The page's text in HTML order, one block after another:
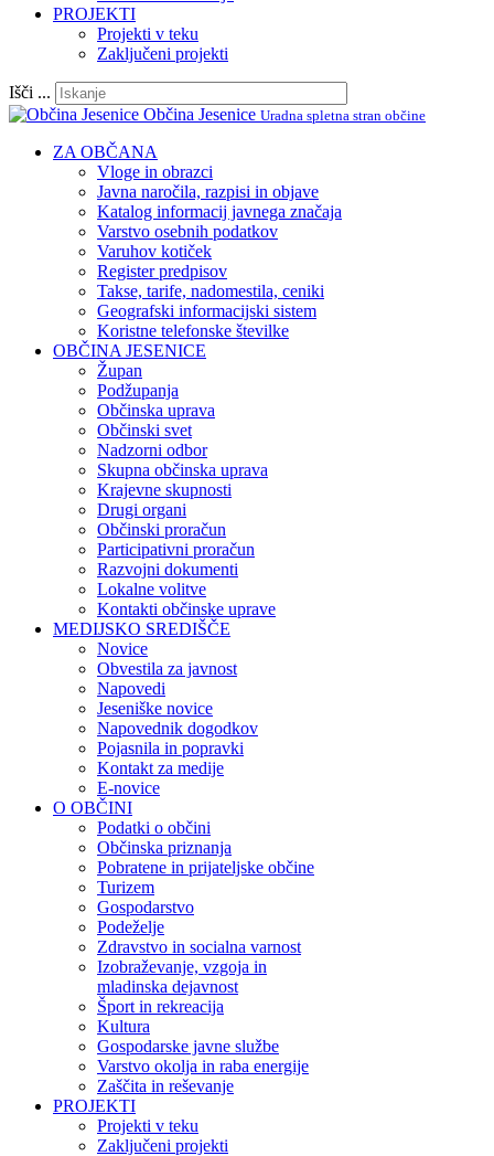
PROJEKTI
Projekti v teku
Zaključeni projekti
Išči ...
Občina Jesenice Uradna spletna stran občine
ZA OBČANA
Vloge in obrazci
Javna naročila, razpisi in objave
Katalog informacij javnega značaja
Varstvo osebnih podatkov
Varuhov kotiček
Register predpisov
Takse, tarife, nadomestila, ceniki
Geografski informacijski sistem
Koristne telefonske številke
OBČINA JESENICE
Župan
Podžupanja
Občinska uprava
Občinski svet
Nadzorni odbor
Skupna občinska uprava
Krajevne skupnosti
Drugi organi
Občinski proračun
Participativni proračun
Razvojni dokumenti
Lokalne volitve
Kontakti občinske uprave
MEDIJSKO SREDIŠČE
Novice
Obvestila za javnost
Napovedi
Jeseniške novice
Napovednik dogodkov
Pojasnila in popravki
Kontakt za medije
E-novice
O OBČINI
Podatki o občini
Občinska priznanja
Pobratene in prijateljske občine
Turizem
Gospodarstvo
Podeželje
Zdravstvo in socialna varnost
Izobraževanje, vzgoja in
mladinska dejavnost
Šport in rekreacija
Kultura
Gospodarske javne službe
Varstvo okolja in raba energije
Zaščita in reševanje
PROJEKTI
Projekti v teku
Zaključeni projekti